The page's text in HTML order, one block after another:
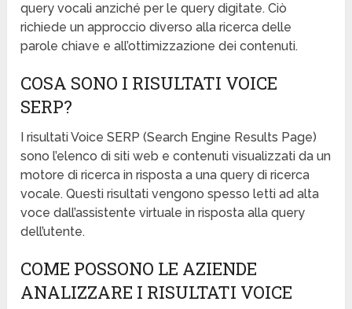
query vocali anziché per le query digitate. Ciò
richiede un approccio diverso alla ricerca delle
parole chiave e all’ottimizzazione dei contenuti.
COSA SONO I RISULTATI VOICE
SERP?
I risultati Voice SERP (Search Engine Results Page)
sono l’elenco di siti web e contenuti visualizzati da un
motore di ricerca in risposta a una query di ricerca
vocale. Questi risultati vengono spesso letti ad alta
voce dall’assistente virtuale in risposta alla query
dell’utente.
COME POSSONO LE AZIENDE
ANALIZZARE I RISULTATI VOICE